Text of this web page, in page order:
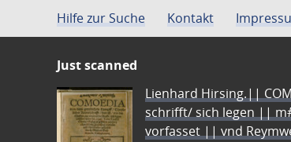
Hilfe zur Suche Kontakt
Just scanned
Lienhard Hirsing.||
schrifft/ sich legen ||
vorfasset || vnd